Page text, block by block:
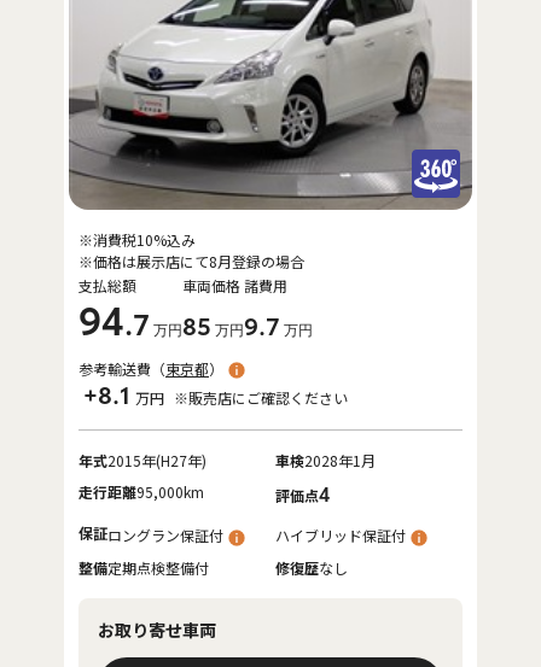
支払総額
94.7 万円
車両価格
85 万円
諸費用
9.7 万円
※消費税10%込み
※価格は展示店にて8月登録の場合
参考輸送費（東京都）
+8.1 万円 ※販売店にご確認ください
年式2015年(H27年) 車検2028年1月
走行距離95,000km 評価点4
保証ロングラン保証付
ハイブリッド保証付
整備定期点検整備付 修復歴なし
お取り寄せ車両